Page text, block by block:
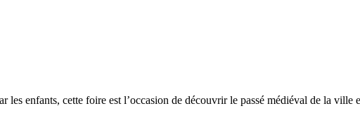
enfants, cette foire est l’occasion de découvrir le passé médiéval de la ville